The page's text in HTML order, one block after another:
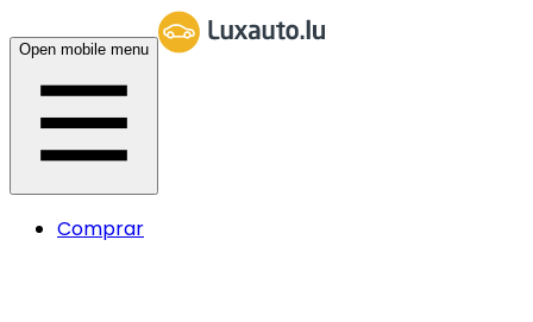
Open mobile menu
Comprar